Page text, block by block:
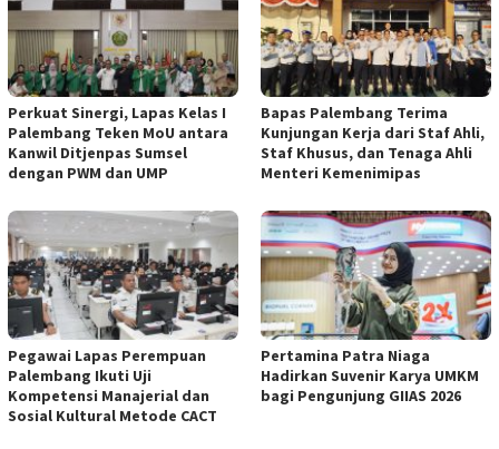
Perkuat Sinergi, Lapas Kelas I
Palembang Teken MoU antara
Kanwil Ditjenpas Sumsel
dengan PWM dan UMP
Bapas Palembang Terima
Kunjungan Kerja dari Staf Ahli,
Staf Khusus, dan Tenaga Ahli
Menteri Kemenimipas
Pegawai Lapas Perempuan
Palembang Ikuti Uji
Kompetensi Manajerial dan
Sosial Kultural Metode CACT
Pertamina Patra Niaga
Hadirkan Suvenir Karya UMKM
bagi Pengunjung GIIAS 2026